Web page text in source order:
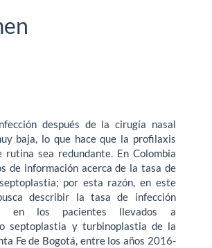
después de la cirugía nasal
baja, lo que hace que la profilaxis
rutina sea redundante. En Colombia
de información acerca de la tasa de
por esta razón, en este
describir la tasa de infección
en los pacientes llevados a
septoplastia y turbinoplastia de la
Fe de Bogotá, entre los años 2016-